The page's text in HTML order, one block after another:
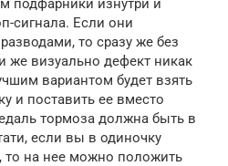
сигнала. Если они
то сразу же без
же визуально дефект никак
вариантом будет взять
и поставить ее вместо
тормоза должна быть в
если вы в одиночку
то на нее можно положить